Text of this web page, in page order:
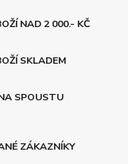
NAD 2 000.- KČ
SKLADEM
SPOUSTU
ZÁKAZNÍKY